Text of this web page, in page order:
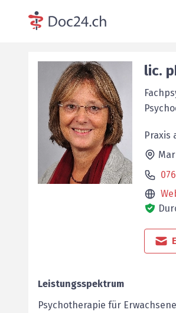
lic.
Praxis
Leistungsspektrum
Psychotherapie für